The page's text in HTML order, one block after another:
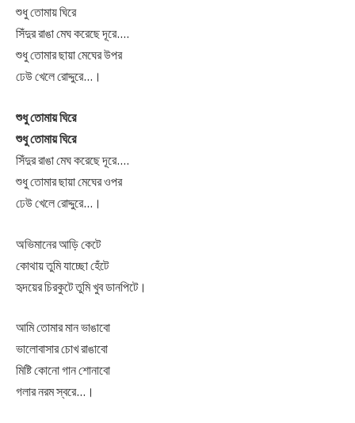
শুধু তোমায় ঘিরে
সিঁদুর রাঙা মেঘ করেছে দূরে….
শুধু তোমার ছায়া মেঘের উপর
ঢেউ খেলে রোদ্দুরে…।
শুধু তোমায় ঘিরে
শুধু তোমায় ঘিরে
সিঁদুর রাঙা মেঘ করেছে দূরে….
শুধু তোমার ছায়া মেঘের ওপর
ঢেউ খেলে রোদ্দুরে…।
অভিমানের আড়ি কেটে
কোথায় তুমি যাচ্ছো হেঁটে
হৃদয়ের চিরকুটে তুমি খুব ডানপিটে।
আমি তোমার মান ভাঙাবো
ভালোবাসার চোখ রাঙাবো
মিষ্টি কোনো গান শোনাবো
গলার নরম স্বরে…।